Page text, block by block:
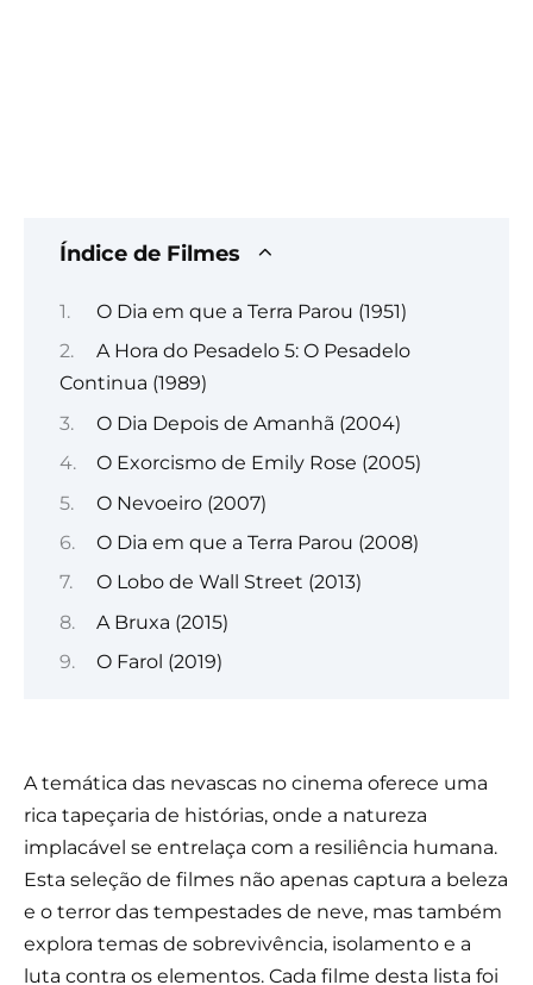
Índice de Filmes
O Dia em que a Terra Parou (1951)
A Hora do Pesadelo 5: O Pesadelo
Continua (1989)
O Dia Depois de Amanhã (2004)
O Exorcismo de Emily Rose (2005)
O Nevoeiro (2007)
O Dia em que a Terra Parou (2008)
O Lobo de Wall Street (2013)
A Bruxa (2015)
O Farol (2019)
A temática das nevascas no cinema oferece uma
rica tapeçaria de histórias, onde a natureza
implacável se entrelaça com a resiliência humana.
Esta seleção de filmes não apenas captura a beleza
e o terror das tempestades de neve, mas também
explora temas de sobrevivência, isolamento e a
luta contra os elementos. Cada filme desta lista foi